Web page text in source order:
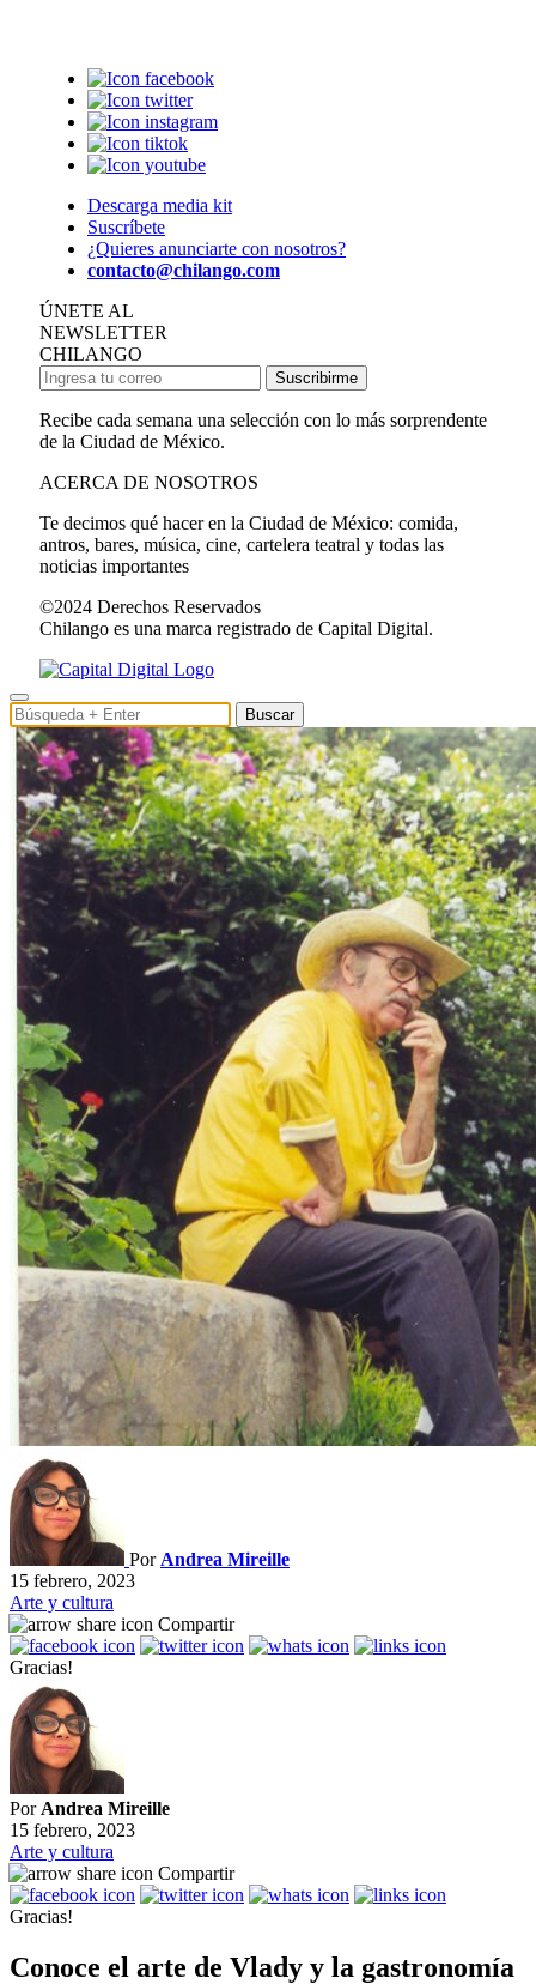
Descarga media kit
Suscríbete
¿Quieres anunciarte con nosotros?
contacto@chilango.com
ÚNETE AL
NEWSLETTER
CHILANGO
Suscribirme
Recibe cada semana una selección con lo más sorprendente
de la Ciudad de México.
ACERCA DE NOSOTROS
Te decimos qué hacer en la Ciudad de México: comida,
antros, bares, música, cine, cartelera teatral y todas las
noticias importantes
©2024 Derechos Reservados
Chilango es una marca registrado de Capital Digital.
Buscar
Por Andrea Mireille
15 febrero, 2023
Arte y cultura
Compartir
Gracias!
Por Andrea Mireille
15 febrero, 2023
Arte y cultura
Compartir
Gracias!
Conoce el arte de Vlady y la gastronomía